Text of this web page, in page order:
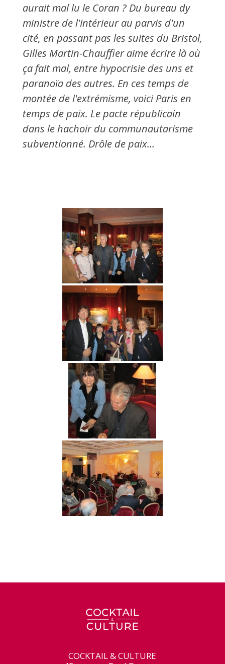
aurait mal lu le Coran ? Du bureau dy
ministre de l'Intérieur au parvis d'un
cité, en passant pas les suites du Bristol,
Gilles Martin-Chauffier aime écrire là où
ça fait mal, entre hypocrisie des uns et
paranoïa des autres. En ces temps de
montée de l'extrémisme, voici Paris en
temps de paix. Le pacte républicain
dans le hachoir du communautarisme
subventionné. Drôle de paix…
COCKTAIL & CULTURE